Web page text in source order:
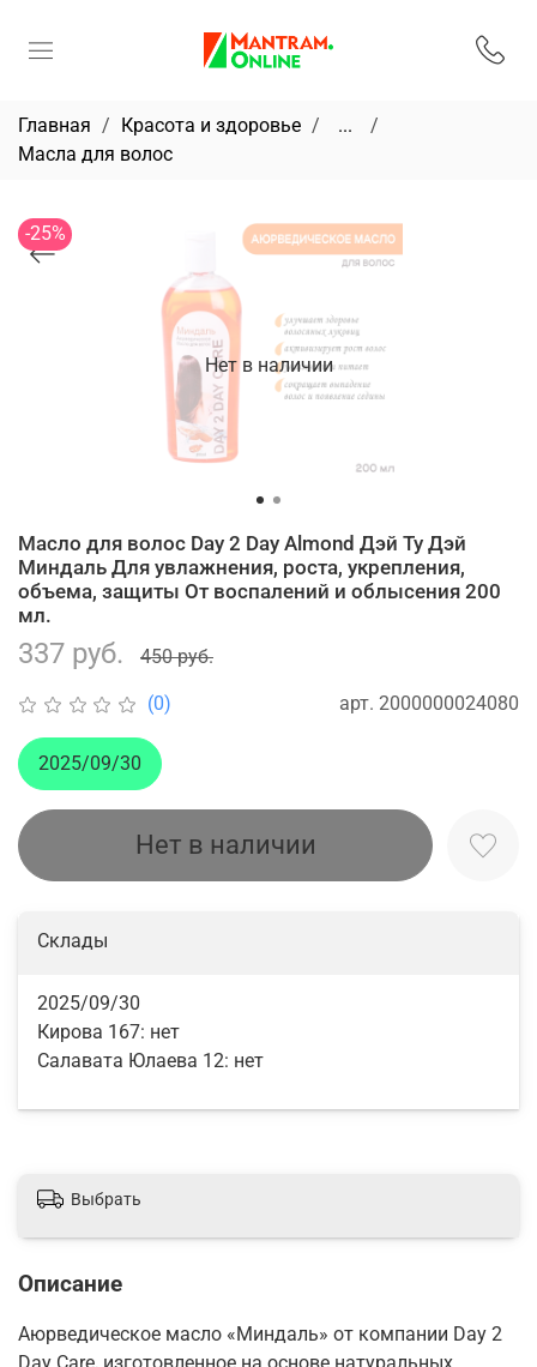
Главная Красота и здоровье
...
Масла для волос
Нет в наличии
-25%
(0) арт. 2000000024080
Масло для волос Day 2 Day Almond Дэй Ту Дэй
Миндаль Для увлажнения, роста, укрепления,
объема, защиты От воспалений и облысения 200
мл.
337 руб. 450 руб.
Нет в наличии
Склады
2025/09/30
Кирова 167: нет
Салавата Юлаева 12: нет
2025/09/30
Выбрать
Описание
Аюрведическое масло «Миндаль» от компании Day 2